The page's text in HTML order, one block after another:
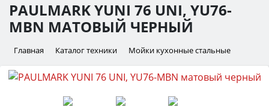
PAULMARK YUNI 76 UNI, YU76-
MBN МАТОВЫЙ ЧЕРНЫЙ
Главная Каталог техники Мойки кухонные стальные